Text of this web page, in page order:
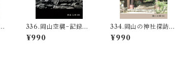
336.岡山空襲−記録と
写真からまなぶ−
¥990
334.岡山の神社探訪
（中）‐古社・小社を
めぐる‐
¥990